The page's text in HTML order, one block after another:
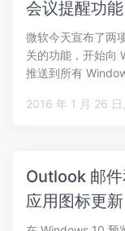
会议提醒功能
微软今天宣布了两
关的功能，开始向
推送到所有
Outlook 邮
应用图标更新